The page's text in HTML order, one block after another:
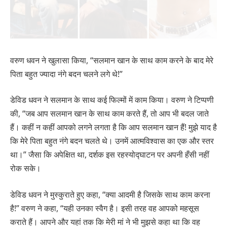
वरुण धवन ने खुलासा किया, “सलमान खान के साथ काम करने के बाद मेरे
पिता बहुत ज्यादा नंगे बदन चलने लगे थे!”
डेविड धवन ने सलमान के साथ कई फिल्मों में काम किया। वरुण ने टिप्पणी
की, “जब आप सलमान खान के साथ काम करते हैं, तो आप भी बदल जाते
हैं। कहीं न कहीं आपको लगने लगता है कि आप सलमान खान हैं! मुझे याद है
कि मेरे पिता बहुत नंगे बदन चलते थे। उनमें आत्मविश्वास का एक और स्तर
था।” जैसा कि अपेक्षित था, दर्शक इस रहस्योद्घाटन पर अपनी हँसी नहीं
रोक सके।
डेविड धवन ने मुस्कुराते हुए कहा, “क्या आदमी है जिसके साथ काम करना
है!” वरुण ने कहा, “यही उनका स्वैग है। इसी तरह वह आपको महसूस
कराते हैं। आपने और यहां तक ​​कि मेरी मां ने भी मुझसे कहा था कि वह